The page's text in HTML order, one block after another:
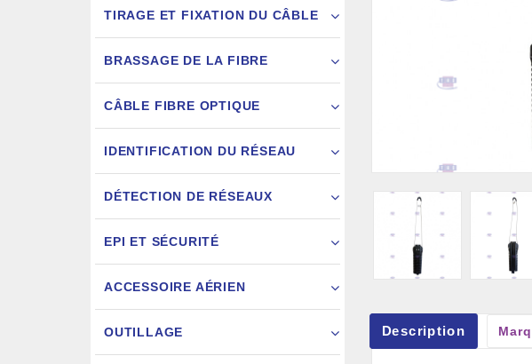
TIRAGE ET FIXATION DU CÂBLE
BRASSAGE DE LA FIBRE
CÂBLE FIBRE OPTIQUE
IDENTIFICATION DU RÉSEAU
DÉTECTION DE RÉSEAUX
EPI ET SÉCURITÉ
ACCESSOIRE AÉRIEN
OUTILLAGE Description